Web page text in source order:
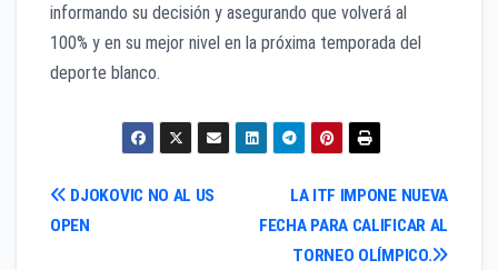
informando su decisión y asegurando que volverá al
100% y en su mejor nivel en la próxima temporada del
deporte blanco.
Navegación
LA ITF IMPONE NUEVA
FECHA PARA CALIFICAR AL
TORNEO OLÍMPICO.
DJOKOVIC NO AL US
OPEN